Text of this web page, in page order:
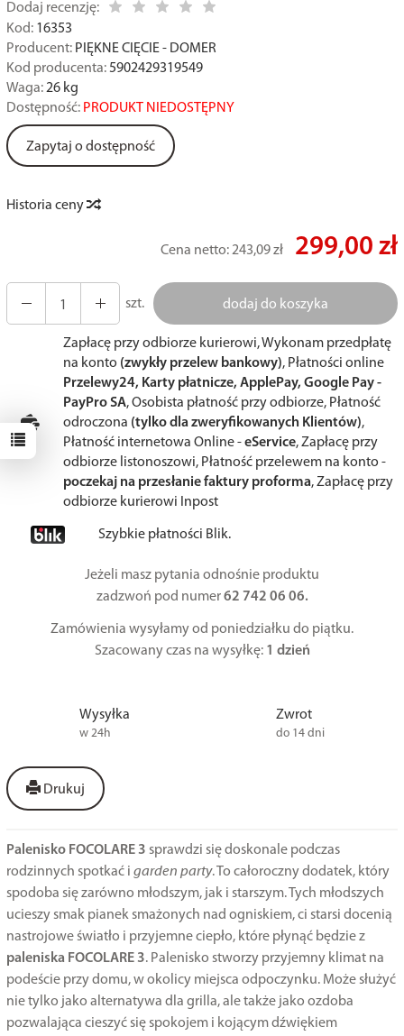
Dodaj recenzję:
Kod: 16353
Producent: PIĘKNE CIĘCIE - DOMER
Kod producenta: 5902429319549
Waga: 26kg
Dostępność: PRODUKT NIEDOSTĘPNY
Zapytaj o dostępność
Historia ceny
Cena netto:243,09 zł 299,00 zł
szt. dodaj do koszyka
Zapłacę przy odbiorze kurierowi, Wykonam przedpłatę
na konto (zwykły przelew bankowy), Płatności online
Przelewy24, Karty płatnicze, ApplePay, Google Pay -
PayPro SA, Osobista płatność przy odbiorze, Płatność
odroczona (tylko dla zweryfikowanych Klientów),
Płatność internetowa Online -eService, Zapłacę przy
odbiorze listonoszowi, Płatność przelewem na konto -
poczekaj na przesłanie faktury proforma, Zapłacę przy
odbiorze kurierowi Inpost
Szybkie płatności Blik.
Jeżeli masz pytania odnośnie produktu
zadzwoń pod numer62 742 06 06.
Zamówienia wysyłamy od poniedziałku do piątku.
Szacowany czas na wysyłkę: 1 dzień
Wysyłka
w 24h
Zwrot
do 14 dni
Drukuj
Palenisko FOCOLARE 3 sprawdzi się doskonale podczas
rodzinnych spotkać i garden party. To całoroczny dodatek, który
spodoba się zarówno młodszym, jak i starszym. Tych młodszych
ucieszy smak pianek smażonych nad ogniskiem, ci starsi docenią
nastrojowe światło i przyjemne ciepło, które płynąć będzie z
paleniska FOCOLARE 3. Palenisko stworzy przyjemny klimat na
podeście przy domu, w okolicy miejsca odpoczynku. Może służyć
nie tylko jako alternatywa dla grilla, ale także jako ozdoba
pozwalająca cieszyć się spokojem i kojącym dźwiękiem